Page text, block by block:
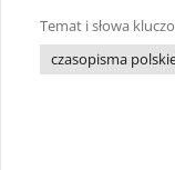
Temat i słowa
czasopisma